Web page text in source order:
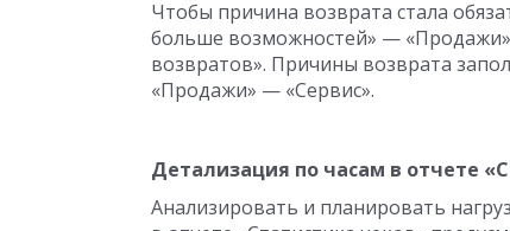
Чтобы причина возврата стала
больше возможностей» —
возвратов». Причины возврата
«Продажи» — «Сервис».
Детализация по часам в отчете
Анализировать и планировать